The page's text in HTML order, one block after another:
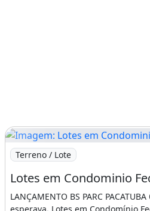
Imagem: Lotes em
Terreno / Lote
LANÇAMENTO BS PARC